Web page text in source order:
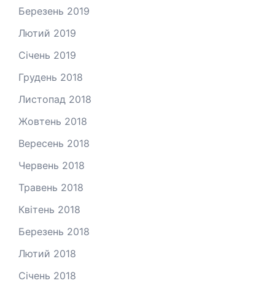
Березень 2019
Лютий 2019
Січень 2019
Грудень 2018
Листопад 2018
Жовтень 2018
Вересень 2018
Червень 2018
Травень 2018
Квітень 2018
Березень 2018
Лютий 2018
Січень 2018